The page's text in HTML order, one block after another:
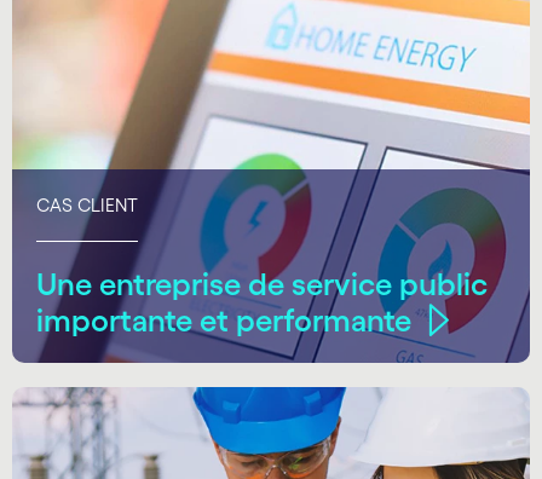
CAS CLIENT
Une entreprise de service public
importante et performante